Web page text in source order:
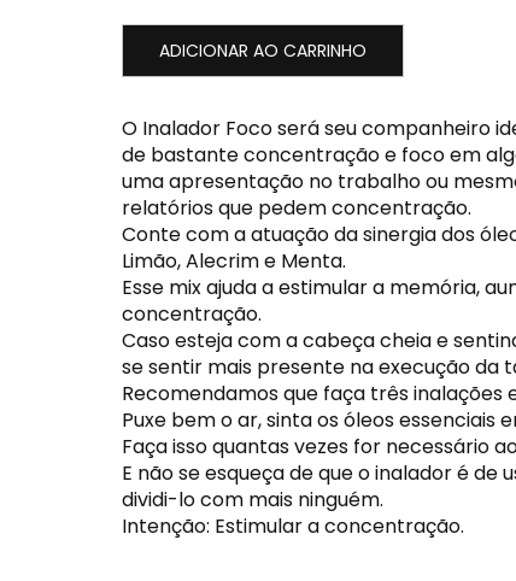
ADICIONAR AO CARRINHO
O Inalador Foco será seu companheiro
de bastante concentração e foco em
uma apresentação no trabalho ou
relatórios que pedem concentração.
Conte com a atuação da sinergia dos
Limão, Alecrim e Menta.
Esse mix ajuda a estimular a memória,
concentração.
Caso esteja com a cabeça cheia e
se sentir mais presente na execução da
Recomendamos que faça três
Puxe bem o ar, sinta os óleos essenciais
Faça isso quantas vezes for necessário
E não se esqueça de que o inalador é de
dividi-lo com mais ninguém.
Intenção: Estimular a concentração.